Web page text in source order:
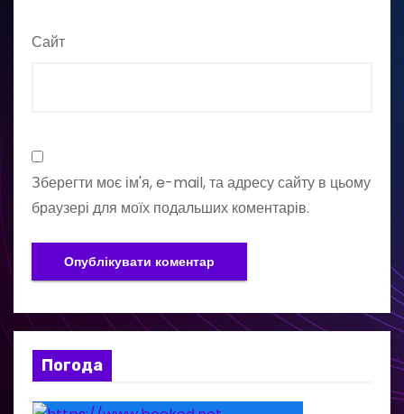
Сайт
Зберегти моє ім'я, e-mail, та адресу сайту в цьому
браузері для моїх подальших коментарів.
Погода